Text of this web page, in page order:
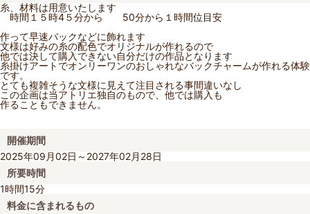
糸、材料は用意いたします
時間１５時4５分から 50分から１時間位目安
作って早速バックなどに飾れます
文様は好みの糸の配色でオリジナルが作れるので
他では決して購入できない自分だけの作品となります
糸掛けアートでオンリーワンのおしゃれなバックチャームが作れる体験
です。
とても複雑そうな文様に見えて注目される事間違いなし
この企画は当アトリエ独自のもので、他では購入も
作ることもできません。
開催期間
2025年09月02日～2027年02月28日
所要時間
1時間15分
料金に含まれるもの